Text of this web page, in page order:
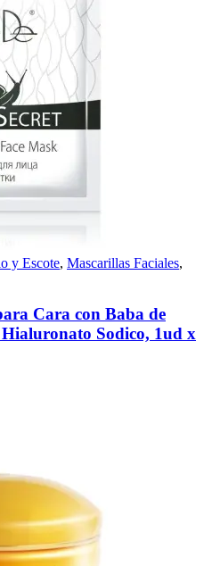
y Escote, Mascarillas Faciales,
Cara con Baba de
Sodico, 1ud x